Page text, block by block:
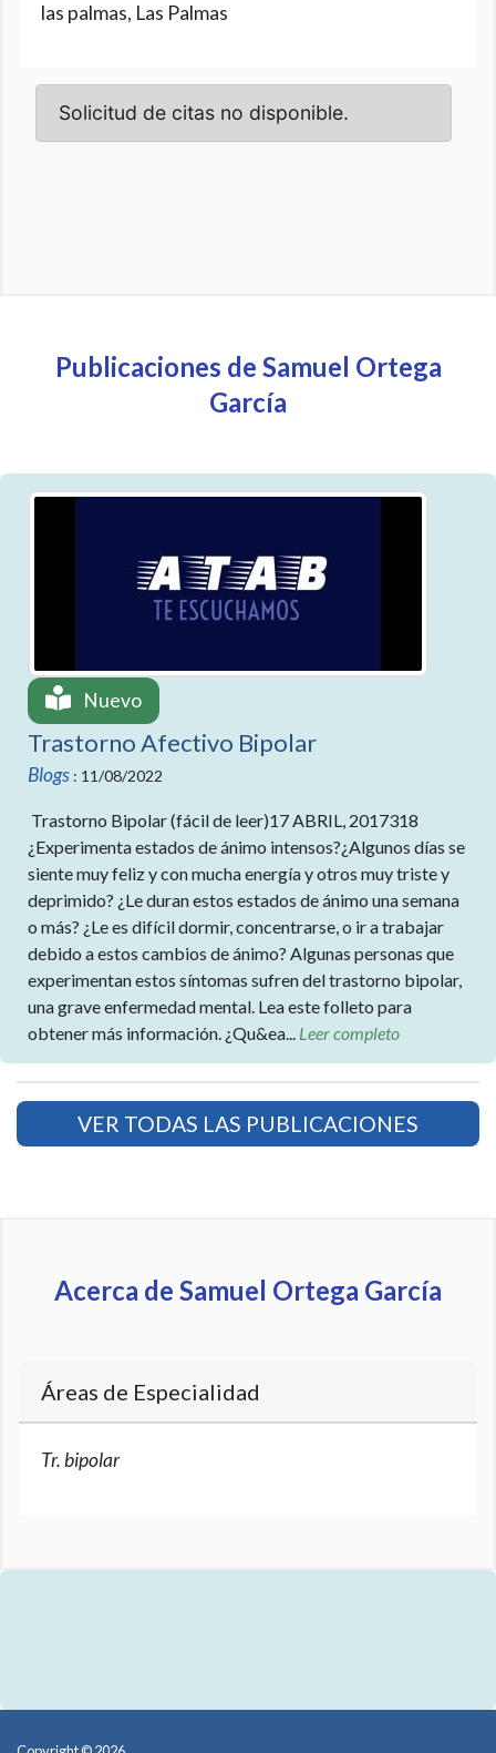
las palmas, Las Palmas
Publicaciones de Samuel Ortega
García
Nuevo
Trastorno Afectivo Bipolar
Blogs : 11/08/2022
Trastorno Bipolar (fácil de leer)17 ABRIL, 2017318
¿Experimenta estados de ánimo intensos?¿Algunos días se
siente muy feliz y con mucha energía y otros muy triste y
deprimido? ¿Le duran estos estados de ánimo una semana
o más? ¿Le es difícil dormir, concentrarse, o ir a trabajar
debido a estos cambios de ánimo? Algunas personas que
experimentan estos síntomas sufren del trastorno bipolar,
una grave enfermedad mental. Lea este folleto para
obtener más información. ¿Qu&ea... Leer completo
VER TODAS LAS PUBLICACIONES
Acerca de Samuel Ortega García
Áreas de Especialidad
Tr. bipolar